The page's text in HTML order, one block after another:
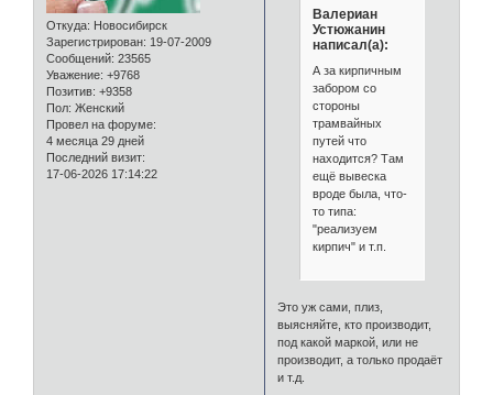
Откуда: Новосибирск
Зарегистрирован: 19-07-2009
Сообщений: 23565
Уважение: +9768
Позитив: +9358
Пол: Женский
Провел на форуме:
4 месяца 29 дней
Последний визит:
17-06-2026 17:14:22
Валериан
Устюжанин
написал(а):
А за кирпичным
забором со
стороны
трамвайных
путей что
находится? Там
ещё вывеска
вроде была, что-
то типа:
"реализуем
кирпич" и т.п.
Это уж сами, плиз,
выясняйте, кто производит,
под какой маркой, или не
производит, а только продаёт
и т.д.